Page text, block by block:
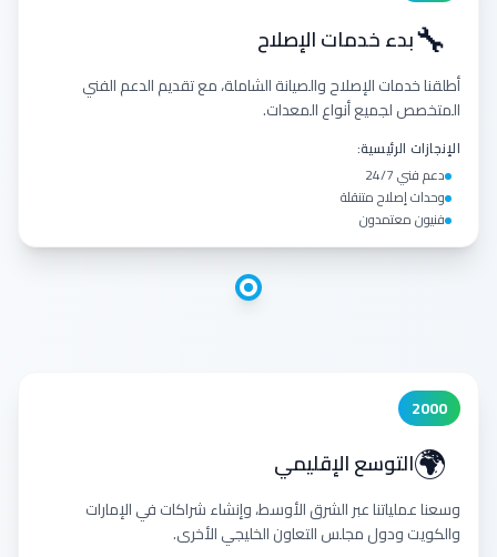
🔧بدء خدمات الإصلاح
أطلقنا خدمات الإصلاح والصيانة الشاملة، مع تقديم الدعم الفني
المتخصص لجميع أنواع المعدات.
الإنجازات الرئيسية:
دعم فني 24/7
وحدات إصلاح متنقلة
فنيون معتمدون
2000
🌍التوسع الإقليمي
وسعنا عملياتنا عبر الشرق الأوسط، وإنشاء شراكات في الإمارات
والكويت ودول مجلس التعاون الخليجي الأخرى.